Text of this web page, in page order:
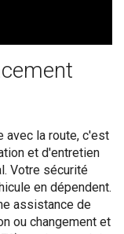
avec la route, c'est
et d'entretien
Votre sécurité
en dépendent.
assistance de
ou changement et